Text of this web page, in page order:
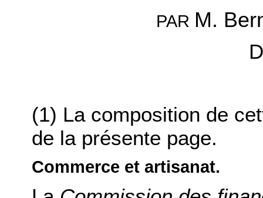
PAR M.
(1) La composition de
de la présente page.
Commerce et artisanat.